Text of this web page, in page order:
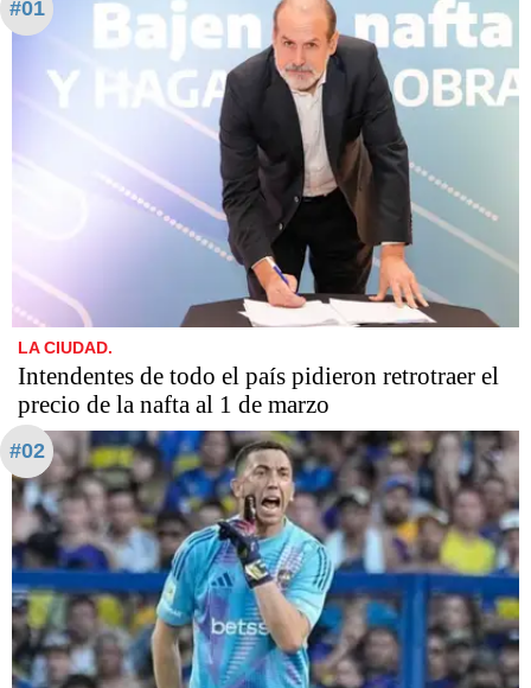
#01
LA CIUDAD.
Intendentes de todo el país pidieron retrotraer el
precio de la nafta al 1 de marzo
#02